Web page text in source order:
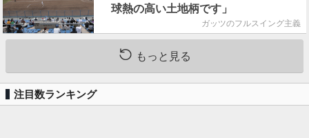
球熱の高い土地柄です」
ガッツのフルスイング主義
もっと見る
注目数ランキング